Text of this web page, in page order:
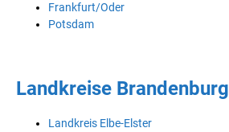
Frankfurt/Oder
Potsdam
Landkreise Brandenburg
Landkreis Elbe-Elster